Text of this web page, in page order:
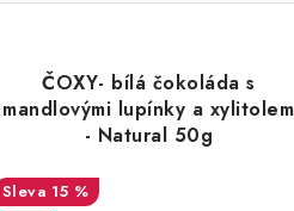
ČOXY- bílá čokoláda s
mandlovými lupínky a xylitolem
- Natural 50g
15 %